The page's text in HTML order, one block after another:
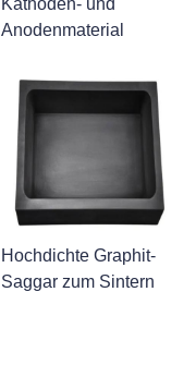
Anodenmaterial
Hochdichte Graphit-
Saggar zum Sintern